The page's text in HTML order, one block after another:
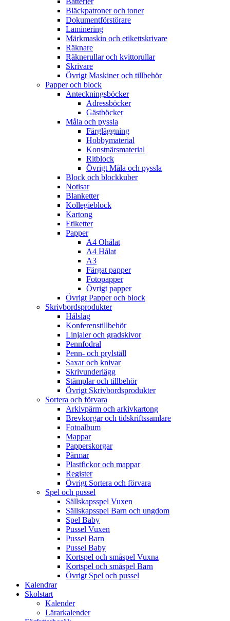
Bläckpatroner och toner
Dokumentförstörare
Laminering
Märkmaskin och etikettskrivare
Räknare
Räknerullar och kvittorullar
Skrivare
Övrigt Maskiner och tillbehör
Papper och block
Anteckningsböcker
Adressböcker
Gästböcker
Måla och pyssla
Färgläggning
Hobbymaterial
Konstnärsmaterial
Ritblock
Övrigt Måla och pyssla
Block och blockkuber
Notisar
Blanketter
Kollegieblock
Kartong
Etiketter
Papper
A4 Ohålat
A4 Hålat
A3
Färgat papper
Fotopapper
Övrigt papper
Övrigt Papper och block
Skrivbordsprodukter
Hålslag
Konferenstillbehör
Linjaler och gradskivor
Pennfodral
Penn- och prylställ
Saxar och knivar
Skrivunderlägg
Stämplar och tillbehör
Övrigt Skrivbordsprodukter
Sortera och förvara
Arkivpärm och arkivkartong
Brevkorgar och tidskriftssamlare
Fotoalbum
Mappar
Papperskorgar
Pärmar
Plastfickor och mappar
Register
Övrigt Sortera och förvara
Spel och pussel
Sällskapsspel Vuxen
Sällskapsspel Barn och ungdom
Spel Baby
Pussel Vuxen
Pussel Barn
Pussel Baby
Kortspel och småspel Vuxna
Kortspel och småspel Barn
Övrigt Spel och pussel
Kalendrar
Skolstart
Kalender
Lärarkalender